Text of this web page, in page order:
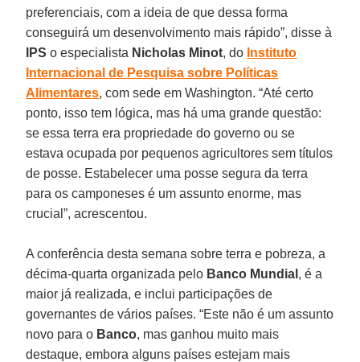
preferenciais, com a ideia de que dessa forma
conseguirá um desenvolvimento mais rápido”, disse à
IPS o especialista Nicholas Minot, do Instituto
Internacional de Pesquisa sobre Políticas
Alimentares, com sede em Washington. “Até certo
ponto, isso tem lógica, mas há uma grande questão:
se essa terra era propriedade do governo ou se
estava ocupada por pequenos agricultores sem títulos
de posse. Estabelecer uma posse segura da terra
para os camponeses é um assunto enorme, mas
crucial”, acrescentou.
A conferência desta semana sobre terra e pobreza, a
décima-quarta organizada pelo Banco Mundial , é a
maior já realizada, e inclui participações de
governantes de vários países. “Este não é um assunto
novo para o Banco, mas ganhou muito mais
destaque, embora alguns países estejam mais